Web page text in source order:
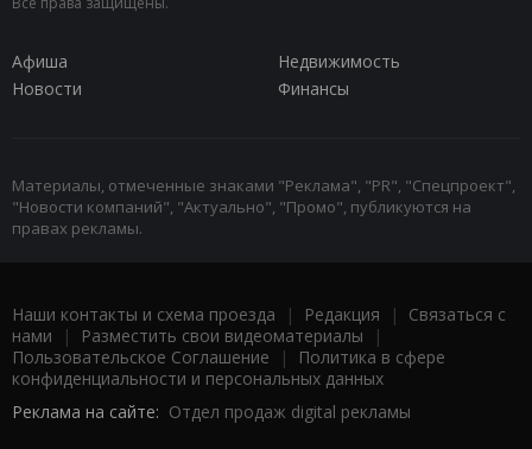
Афиша
Недвижимость
Новости
Финансы
Материалы, отмеченные знаками "Реклама", "PR", "Спецпроект",
"Новости компаний", "Актуально", "Промо", публикуются на
правах рекламы.
Наши контакты и схема проезда | Редакция | Связаться с
нами | Разместить свои видеоматериалы |
Пользовательское Соглашение |
Политика в сфере
конфиденциальности и персональных данных
Реклама на сайте: Отдел продаж digital рекламы